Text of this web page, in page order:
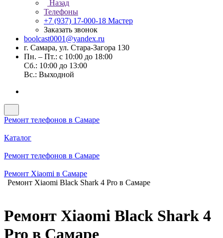
Назад
Телефоны
+7 (937) 17-000-18 Мастер
Заказать звонок
boolcast0001@yandex.ru
г. Самара, ул. Стара-Загора 130
Пн. – Пт.: с 10:00 до 18:00
Сб.: 10:00 до 13:00
Вс.: Выходной
Ремонт телефонов в Самаре
Каталог
Ремонт телефонов в Самаре
Ремонт Xiaomi в Самаре
Ремонт Xiaomi Black Shark 4 Pro в Самаре
Ремонт Xiaomi Black Shark 4
Pro в Самаре